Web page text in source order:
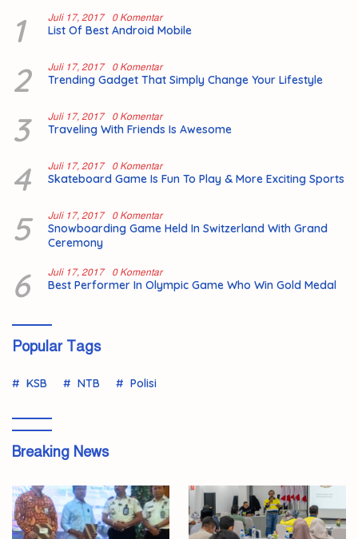
1 Juli 17, 2017 0 Komentar
List Of Best Android Mobile
2 Juli 17, 2017 0 Komentar
Trending Gadget That Simply Change Your Lifestyle
3 Juli 17, 2017 0 Komentar
Traveling With Friends Is Awesome
4 Juli 17, 2017 0 Komentar
Skateboard Game Is Fun To Play & More Exciting Sports
5 Juli 17, 2017 0 Komentar
Snowboarding Game Held In Switzerland With Grand
Ceremony
6 Juli 17, 2017 0 Komentar
Best Performer In Olympic Game Who Win Gold Medal
Popular Tags
KSB NTB Polisi
Breaking News